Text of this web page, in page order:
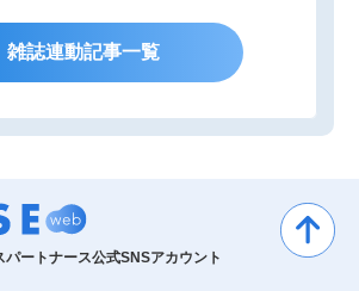
雑誌連動記事一覧
パートナース公式SNSアカウント